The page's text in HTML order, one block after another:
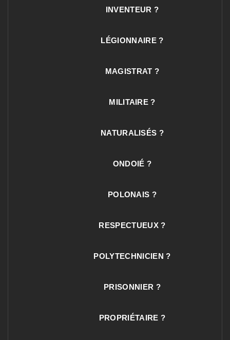
INVENTEUR ?
LÉGIONNAIRE ?
MAGISTRAT ?
MILITAIRE ?
NATURALISÉS ?
ONDOIÉ ?
POLONAIS ?
RESPECTUEUX ?
POLYTECHNICIEN ?
PRISONNIER ?
PROPRIÉTAIRE ?